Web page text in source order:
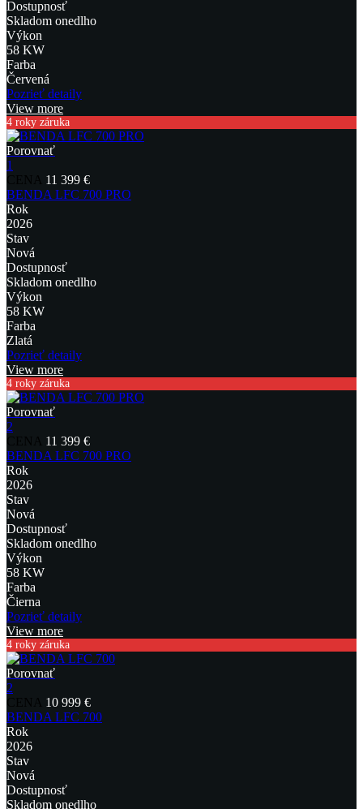
Dostupnosť
Skladom onedlho
Výkon
58 KW
Farba
Červená
Pozrieť detaily
View more
4 roky záruka
Porovnať
1
11 399 €
BENDA LFC 700 PRO
Rok
2026
Stav
Nová
Dostupnosť
Skladom onedlho
Výkon
58 KW
Farba
Zlatá
Pozrieť detaily
View more
4 roky záruka
Porovnať
2
11 399 €
BENDA LFC 700 PRO
Rok
2026
Stav
Nová
Dostupnosť
Skladom onedlho
Výkon
58 KW
Farba
Čierna
Pozrieť detaily
View more
4 roky záruka
Porovnať
2
10 999 €
BENDA LFC 700
Rok
2026
Stav
Nová
Dostupnosť
Skladom onedlho